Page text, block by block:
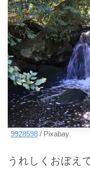
9928598 / Pixabay
うれしくおぼえ